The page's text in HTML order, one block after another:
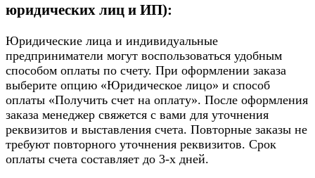
юридических лиц и ИП):
Юридические лица и индивидуальные
предприниматели могут воспользоваться удобным
способом оплаты по счету. При оформлении заказа
выберите опцию «Юридическое лицо» и способ
оплаты «Получить счет на оплату». После оформления
заказа менеджер свяжется с вами для уточнения
реквизитов и выставления счета. Повторные заказы не
требуют повторного уточнения реквизитов. Срок
оплаты счета составляет до 3-х дней.